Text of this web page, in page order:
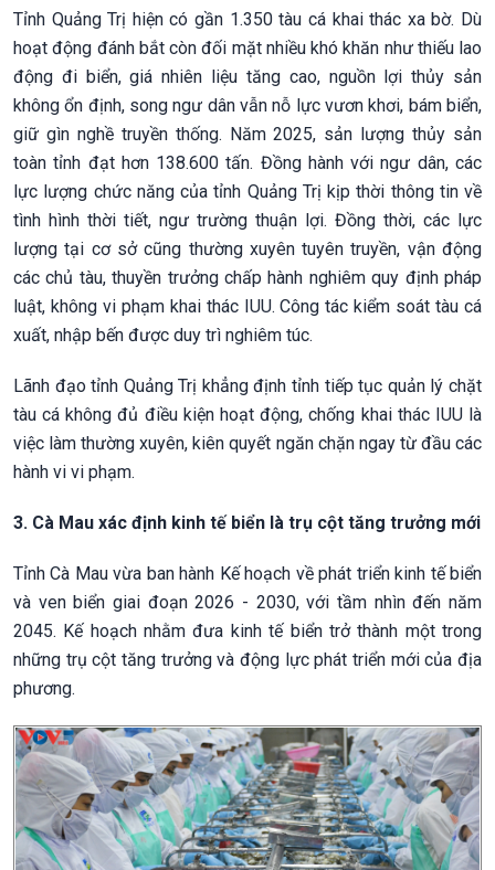
Tỉnh Quảng Trị hiện có gần 1.350 tàu cá khai thác xa bờ. Dù
hoạt động đánh bắt còn đối mặt nhiều khó khăn như thiếu lao
động đi biển, giá nhiên liệu tăng cao, nguồn lợi thủy sản
không ổn định, song ngư dân vẫn nỗ lực vươn khơi, bám biển,
giữ gìn nghề truyền thống. Năm 2025, sản lượng thủy sản
toàn tỉnh đạt hơn 138.600 tấn. Đồng hành với ngư dân, các
lực lượng chức năng của tỉnh Quảng Trị kịp thời thông tin về
tình hình thời tiết, ngư trường thuận lợi. Đồng thời, các lực
lượng tại cơ sở cũng thường xuyên tuyên truyền, vận động
các chủ tàu, thuyền trưởng chấp hành nghiêm quy định pháp
luật, không vi phạm khai thác IUU. Công tác kiểm soát tàu cá
xuất, nhập bến được duy trì nghiêm túc.
Lãnh đạo tỉnh Quảng Trị khẳng định tỉnh tiếp tục quản lý chặt
tàu cá không đủ điều kiện hoạt động, chống khai thác IUU là
việc làm thường xuyên, kiên quyết ngăn chặn ngay từ đầu các
hành vi vi phạm.
3. Cà Mau xác định kinh tế biển là trụ cột tăng trưởng mới
Tỉnh Cà Mau vừa ban hành Kế hoạch về phát triển kinh tế biển
và ven biển giai đoạn 2026 - 2030, với tầm nhìn đến năm
2045. Kế hoạch nhằm đưa kinh tế biển trở thành một trong
những trụ cột tăng trưởng và động lực phát triển mới của địa
phương.